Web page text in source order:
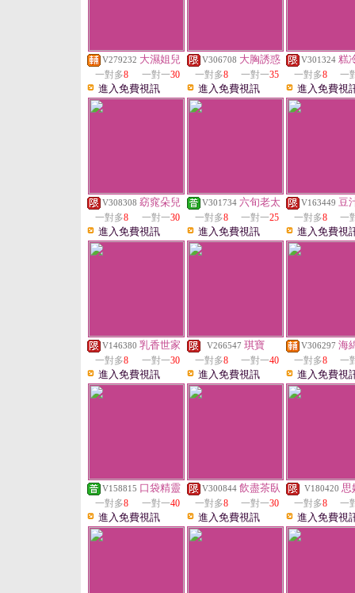
V279232 大濕姐兒
一對多8 一對一30
進入免費視訊
V306708 大胸誘惑
一對多8 一對一35
進入免費視訊
V301324 糕
一對多8 一
進入免費視
V308308 窈窕朵兒
一對多8 一對一30
進入免費視訊
V301734 六旬老太
一對多8 一對一25
進入免費視訊
V163449 豆
一對多8 一
進入免費視
V146380 乳香世家
一對多8 一對一30
進入免費視訊
V266547 琪寶
一對多8 一對一40
進入免費視訊
V306297 海
一對多8 一
進入免費視
V158815 口袋精靈
一對多8 一對一40
進入免費視訊
V300844 飲盡茶臥
一對多8 一對一30
進入免費視訊
V180420 思
一對多8 一
進入免費視